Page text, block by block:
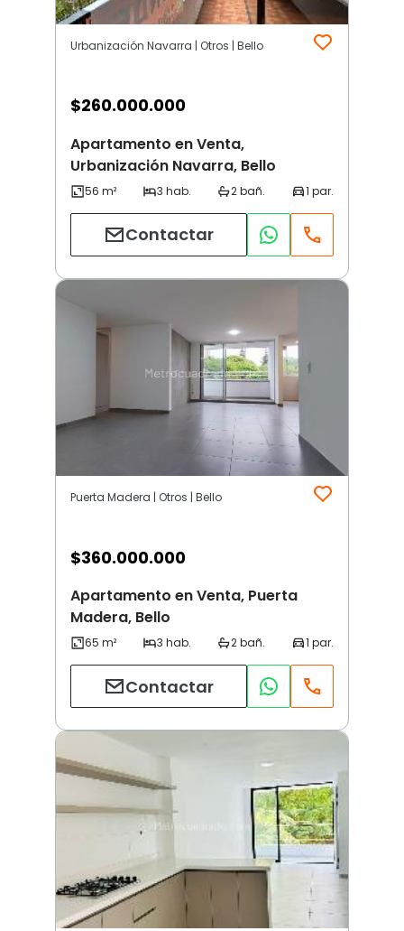
Urbanización Navarra | Otros | Bello
$260.000.000
Apartamento en Venta,
Urbanización Navarra, Bello
Contactar
Puerta Madera | Otros | Bello
$360.000.000
Apartamento en Venta, Puerta
Madera, Bello
Contactar